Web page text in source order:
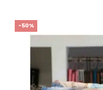
-50%